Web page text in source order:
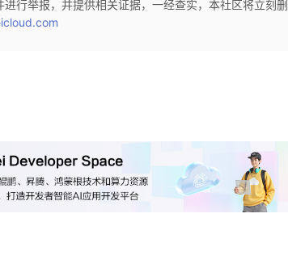
行举报，并提供相关证据，一经查实，本社区将立刻删